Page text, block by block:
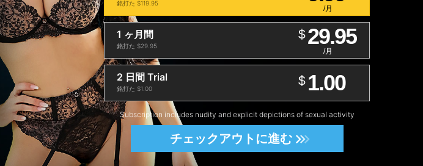
銘打た $119.95
/月
1 ヶ月間
銘打た $29.95
$29.95
/月
2 日間 Trial
銘打た $1.00
$ 1.00
Subscription includes nudity and explicit depictions of sexual activity
チェックアウトに進む